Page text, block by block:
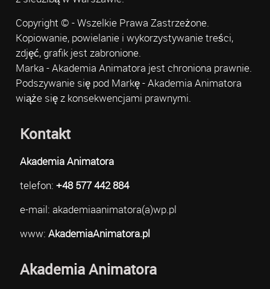
Copyright © - Wszelkie Prawa Zastrzeżone.
Kopiowanie, powielanie i wykorzystywanie treści,
zdjęć, grafik jest zabronione.
Marka - Akademia Animatora jest chroniona prawnie.
Podszywanie się pod Markę - Akademia Animatora
wiąże się z konsekwencjami prawnymi.
Kontakt
Akademia Animatora
telefon: +48 577 442 884
e-mail: akademiaanimatora(a)wp.pl
www: AkademiaAnimatora.pl
Akademia Animatora